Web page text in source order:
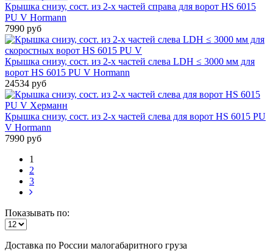
Крышка снизу, сост. из 2-х частей справа для ворот HS 6015
PU V Hormann
7990 руб
Крышка снизу, сост. из 2-х частей слева LDH ≤ 3000 мм для
ворот HS 6015 PU V Hormann
24534 руб
Крышка снизу, сост. из 2-х частей слева для ворот HS 6015 PU
V Hormann
7990 руб
1
2
3
Показывать по:
Доставка по России малогабаритного груза